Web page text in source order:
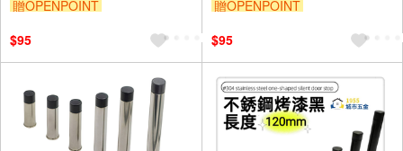
贈OPENPOINT
$95
贈OPENPOINT
$95